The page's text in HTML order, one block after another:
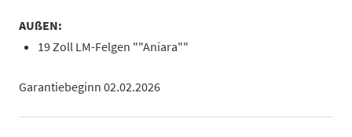
AUßEN:
19 Zoll LM-Felgen ""Aniara""
Garantiebeginn 02.02.2026